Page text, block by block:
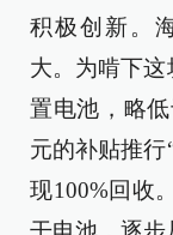
积极创新。
大。为啃下这
置电池，略
元的补贴推行
现100%回收